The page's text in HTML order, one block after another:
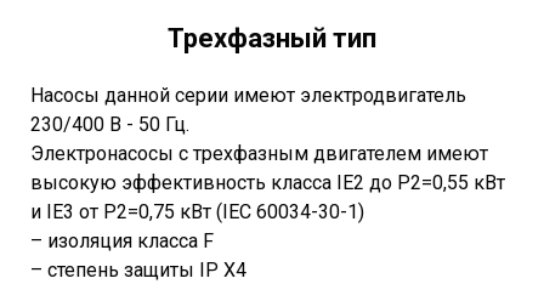
Трехфазный тип
Насосы данной серии имеют электродвигатель
230/400 В - 50 Гц.
Электронасосы с трехфазным двигателем имеют
высокую эффективность класса IE2 до P2=0,55 кВт
и IE3 от P2=0,75 кВт (IEC 60034-30-1)
– изоляция класса F
– степень защиты IP X4